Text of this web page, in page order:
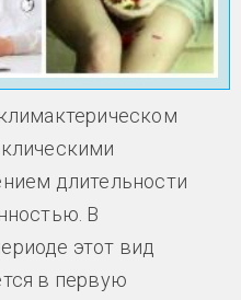
длительности
В
этот вид
в первую